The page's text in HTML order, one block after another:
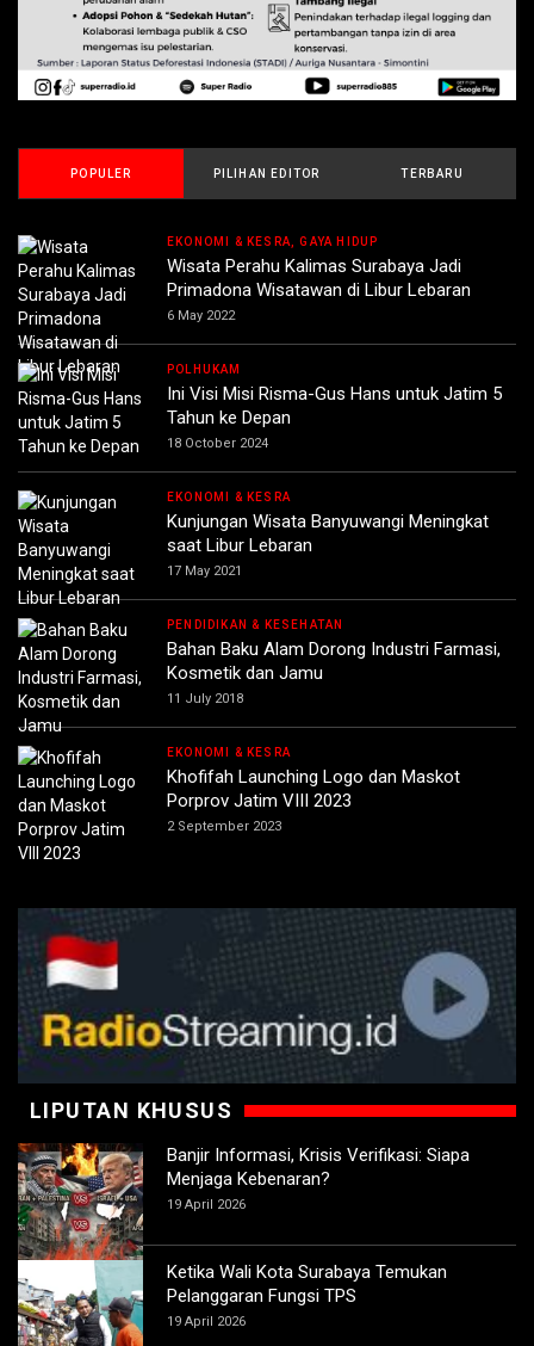
POPULER PILIHAN EDITOR TERBARU
EKONOMI & KESRA, GAYA HIDUP
Wisata Perahu Kalimas Surabaya Jadi
Primadona Wisatawan di Libur Lebaran
6 May 2022
POLHUKAM
Ini Visi Misi Risma-Gus Hans untuk Jatim 5
Tahun ke Depan
18 October 2024
EKONOMI & KESRA
Kunjungan Wisata Banyuwangi Meningkat
saat Libur Lebaran
17 May 2021
PENDIDIKAN & KESEHATAN
Bahan Baku Alam Dorong Industri Farmasi,
Kosmetik dan Jamu
11 July 2018
EKONOMI & KESRA
Khofifah Launching Logo dan Maskot
Porprov Jatim VIII 2023
2 September 2023
LIPUTAN KHUSUS
Banjir Informasi, Krisis Verifikasi: Siapa
Menjaga Kebenaran?
19 April 2026
Ketika Wali Kota Surabaya Temukan
Pelanggaran Fungsi TPS
19 April 2026